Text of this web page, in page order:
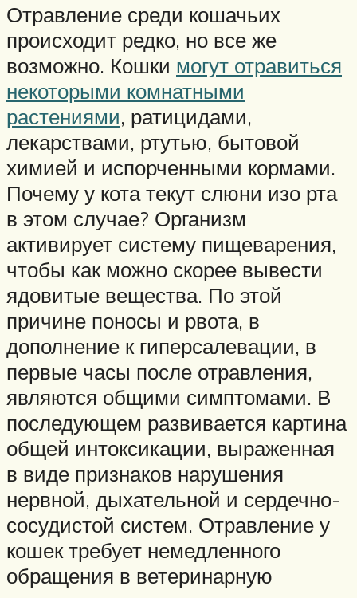
Отравление среди кошачьих
происходит редко, но все же
возможно. Кошки могут отравиться
некоторыми комнатными
растениями, ратицидами,
лекарствами, ртутью, бытовой
химией и испорченными кормами.
Почему у кота текут слюни изо рта
в этом случае? Организм
активирует систему пищеварения,
чтобы как можно скорее вывести
ядовитые вещества. По этой
причине поносы и рвота, в
дополнение к гиперсалевации, в
первые часы после отравления,
являются общими симптомами. В
последующем развивается картина
общей интоксикации, выраженная
в виде признаков нарушения
нервной, дыхательной и сердечно-
сосудистой систем. Отравление у
кошек требует немедленного
обращения в ветеринарную